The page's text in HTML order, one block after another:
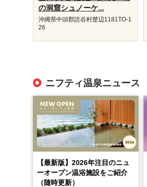
の洞窟シュノーケ...
沖縄県中頭郡読谷村楚辺1181TO-1
26
ニフティ温泉ニュース
【最新版】2026年注目のニュ
ーオープン温浴施設をご紹介
（随時更新）